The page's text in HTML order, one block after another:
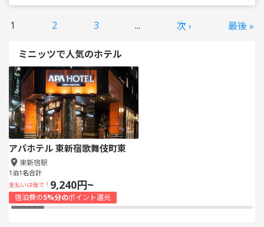
1 2 3 ... 次 › 最後 »
ミニッツで人気のホテル
アパホテル 東新宿歌舞伎町東
東新宿駅
1泊1名合計
支払いは後で！ 9,240円~
宿泊費の5%分のポイント還元